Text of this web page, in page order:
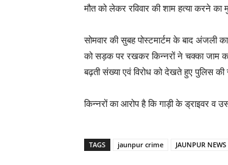
मौत को लेकर रविवार की शाम हत्या करने का
सोमवार की सुबह पोस्टमार्टम के बाद
को सड़क पर रखकर किन्नरों ने चक्का जाम
बढ़ती संख्या एवं विरोध को देखते हुए पुलिस
किन्नरों का आरोप है कि गाड़ी के ड्राइवर व
TAGS jaunpur crime JAUNPUR NEWS